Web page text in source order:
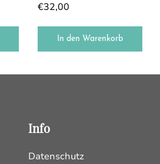
€32,00
In den Warenkorb
Info
Datenschutz